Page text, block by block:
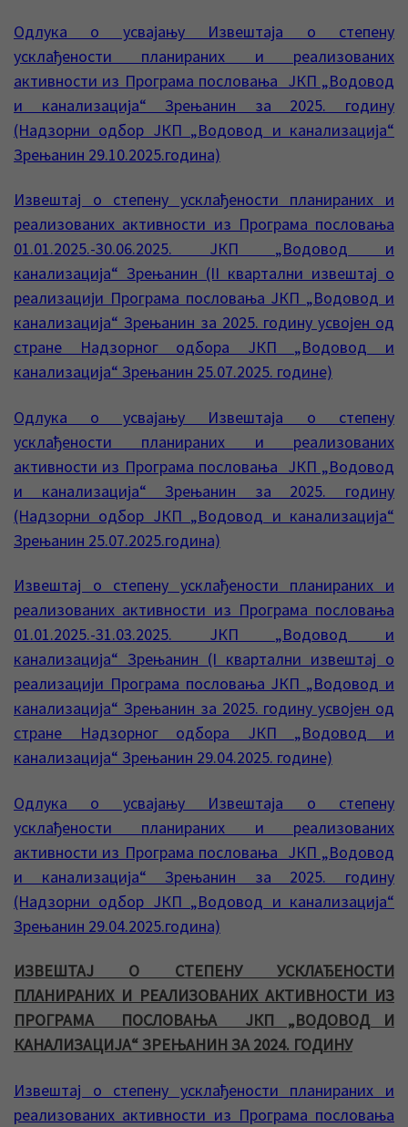
Одлука о усвајању Извештаја о степену
усклађености планираних и реализованих
активности из Програма пословања ЈКП „Водовод
и канализација“ Зрењанин за 2025. годину
(Надзорни одбор ЈКП „Водовод и канализација“
Зрењанин 29.10.2025.година)
Извештај о степену усклађености планираних и
реализованих активности из Програма пословања
01.01.2025.-30.06.2025. ЈКП „Водовод и
канализација“ Зрењанин (II квартални извештај о
реализацији Програма пословања ЈКП „Водовод и
канализација“ Зрењанин за 2025. годину усвојен од
стране Надзорног одбора ЈКП „Водовод и
канализација“ Зрењанин 25.07.2025. године)
Одлука о усвајању Извештаја о степену
усклађености планираних и реализованих
активности из Програма пословања ЈКП „Водовод
и канализација“ Зрењанин за 2025. годину
(Надзорни одбор ЈКП „Водовод и канализација“
Зрењанин 25.07.2025.година)
Извештај о степену усклађености планираних и
реализованих активности из Програма пословања
01.01.2025.-31.03.2025. ЈКП „Водовод и
канализација“ Зрењанин (I квартални извештај о
реализацији Програма пословања ЈКП „Водовод и
канализација“ Зрењанин за 2025. годину усвојен од
стране Надзорног одбора ЈКП „Водовод и
канализација“ Зрењанин 29.04.2025. године)
Одлука о усвајању Извештаја о степену
усклађености планираних и реализованих
активности из Програма пословања ЈКП „Водовод
и канализација“ Зрењанин за 2025. годину
(Надзорни одбор ЈКП „Водовод и канализација“
Зрењанин 29.04.2025.година)
ИЗВЕШТАЈ О СТЕПЕНУ УСКЛАЂЕНОСТИ
ПЛАНИРАНИХ И РЕАЛИЗОВАНИХ АКТИВНОСТИ ИЗ
ПРОГРАМА ПОСЛОВАЊА ЈКП „ВОДОВОД И
КАНАЛИЗАЦИЈА“ ЗРЕЊАНИН ЗА 2024. ГОДИНУ
Извештај о степену усклађености планираних и
реализованих активности из Програма пословања